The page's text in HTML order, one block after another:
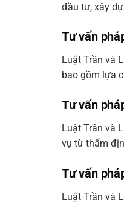
đầu tư, xây
Tư vấn
Luật Trần và
bao gồm lựa
Tư vấn
Luật Trần và
vụ từ thẩm
Tư vấn
Luật Trần và